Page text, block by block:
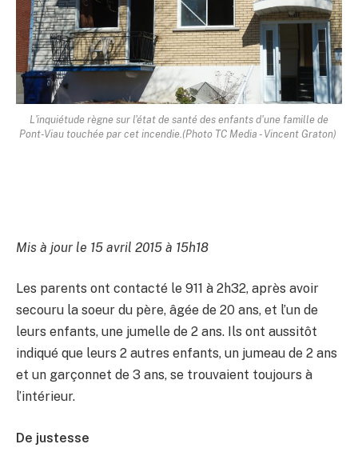
L'inquiétude règne sur l'état de santé des enfants d'une famille de
Pont-Viau touchée par cet incendie. (Photo TC Media - Vincent Graton)
Mis à jour le 15 avril 2015 à 15h18
Les parents ont contacté le 911 à 2h32, après avoir
secouru la soeur du père, âgée de 20 ans, et l’un de
leurs enfants, une jumelle de 2 ans. Ils ont aussitôt
indiqué que leurs 2 autres enfants, un jumeau de 2 ans
et un garçonnet de 3 ans, se trouvaient toujours à
l’intérieur.
De justesse